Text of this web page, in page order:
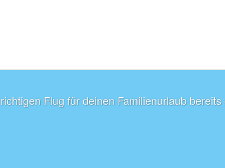
Flug für deinen Familienurlaub